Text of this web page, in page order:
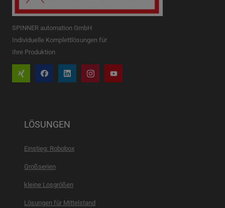
SPINNER automation GmbH
Individuelle Komplettlösungen für
Ihre Produktion
LÖSUNGEN
Einstieg: Robobox
Großserien
kleine Losgrößen
Lösungen für Mittelstand